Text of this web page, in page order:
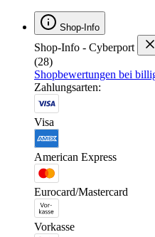
Shop-Info
Shop-Info - Cyberport
(28)
Shopbewertungen bei
Zahlungsarten:
Visa
American Express
Eurocard/Mastercard
Vorkasse